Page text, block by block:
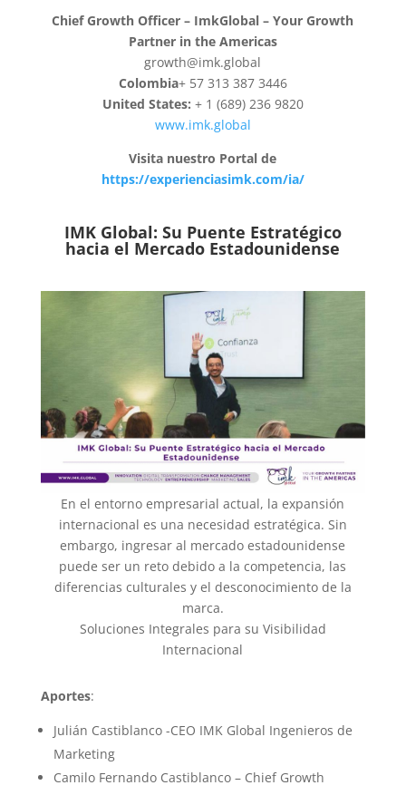
Chief Growth Officer – ImkGlobal – Your Growth
Partner in the Americas
growth@imk.global
Colombia+ 57 313 387 3446
United States: + 1 (689) 236 9820
www.imk.global
Visita nuestro Portal de
https://experienciasimk.com/ia/
IMK Global: Su Puente Estratégico
hacia el Mercado Estadounidense
En el entorno empresarial actual, la expansión
internacional es una necesidad estratégica. Sin
embargo, ingresar al mercado estadounidense
puede ser un reto debido a la competencia, las
diferencias culturales y el desconocimiento de la
marca.
Soluciones Integrales para su Visibilidad
Internacional
Aportes:
Julián Castiblanco -CEO IMK Global Ingenieros de
Marketing
Camilo Fernando Castiblanco – Chief Growth